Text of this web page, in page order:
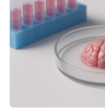
kann und wie sich durch
Herzbelastung und des
Rhythmusstörungen
hypertrophe
erblich bedingte
sich die linke
stark kontrahiert…